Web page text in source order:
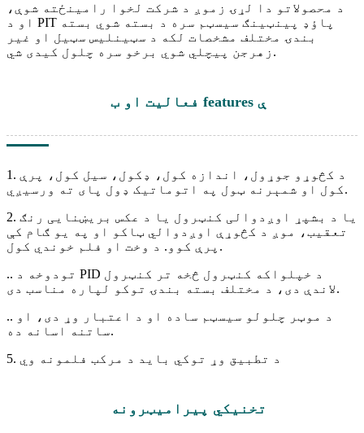
د محصولاتو دا لړۍ زموږ د شرکت لخوا رامینځته شوې،
او د PIT پاؤډ پینټینګ سیسټم سره د بسته شوي بسته
بندۍ مختلف مشخصات لکه د سټینلیس سټیل او غیر
زهرجن پیچلي شوي برخو سره چلول کیدی شي.
فعالیت او ب features ې
1. د کڅوړو جوړول، اندازه کول، ډکول، سیل کول، پرې
کول او شمېرنه ټول په اتوماتیک ډول پای ته ورسیږي.
2. یا د بشپړ اوږدوالی کنټرول یا د عکس بریښنایی رنګ
تعقیب، موږ د کڅوړې اوږدوالي ټاکو او په یو ګام کې
پرې کوو. د وخت او فلم خوندي کول.
.. تودوخه د PID د خپلواکه کنټرول څخه تر کنټرول
لاندې دی، د مختلف بسته بندۍ توکو لپاره مناسب دی.
.. د موټر چلولو سیسټم ساده او د اعتبار وړ دی، او
ساتنه اسانه ده.
5. د تطبیق وړ توکي باید د مرکب فلمونه وي
تخنیکي پیرامیټرونه